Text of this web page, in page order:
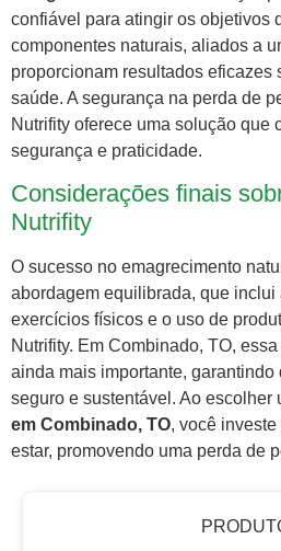
confiável para atingir os objetivos
componentes naturais, aliados a
proporcionam resultados eficazes
saúde. A segurança na perda de
Nutrifity oferece uma solução que
segurança e praticidade.
Considerações finais
Nutrifity
O sucesso no emagrecimento
abordagem equilibrada, que
exercícios físicos e o uso de
Nutrifity. Em Combinado, TO,
ainda mais importante, garantindo
seguro e sustentável. Ao escolher
em Combinado, TO, você
estar, promovendo uma perda de